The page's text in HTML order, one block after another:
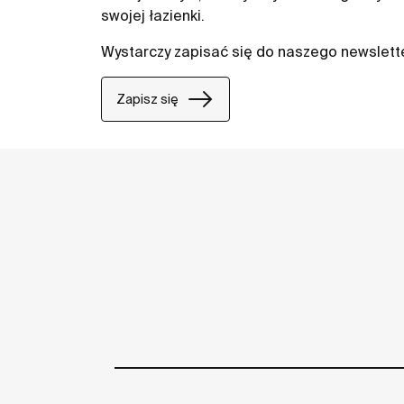
swojej łazienki.
Wystarczy zapisać się do naszego
Zapisz się